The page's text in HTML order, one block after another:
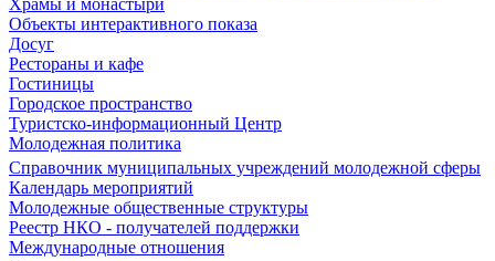
Храмы и монастыри
Объекты интерактивного показа
Досуг
Рестораны и кафе
Гостиницы
Городское пространство
Туристско-информационный Центр
Молодежная политика
Справочник муниципальных учреждений молодежной сферы
Календарь мероприятий
Молодежные общественные структуры
Реестр НКО - получателей поддержки
Международные отношения